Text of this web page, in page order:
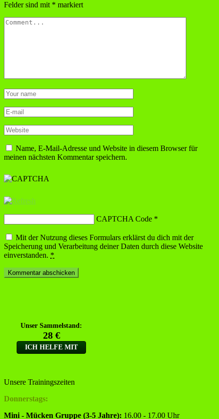
Felder sind mit * markiert
Name, E-Mail-Adresse und Website in diesem Browser für
meinen nächsten Kommentar speichern.
CAPTCHA Code *
Mit der Nutzung dieses Formulars erklärst du dich mit der
Speicherung und Verarbeitung deiner Daten durch diese Website
einverstanden. *
Unsere Trainingszeiten
Donnerstags:
Mini - Mücken Gruppe (3-5 Jahre): 16.00 - 17.00 Uhr